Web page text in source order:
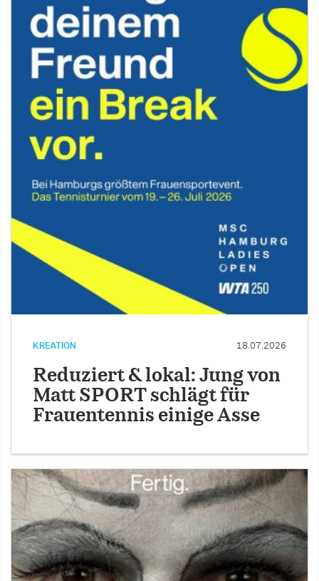
KREATION 18.07.2026
Reduziert & lokal: Jung von
Matt SPORT schlägt für
Frauentennis einige Asse